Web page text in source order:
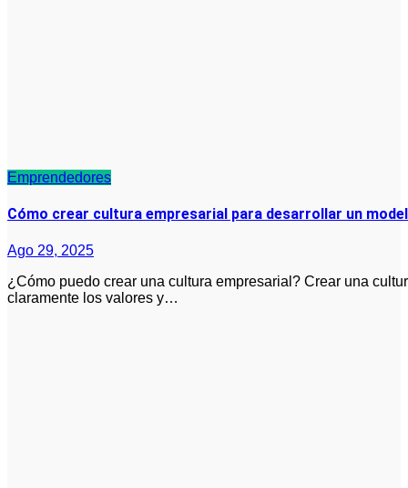
Emprendedores
Cómo crear cultura empresarial para desarrollar un
Ago 29, 2025
¿Cómo puedo crear una cultura empresarial? Crear una cultura empresarial sólida comienza con definir
claramente los valores y…